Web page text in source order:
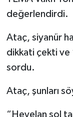
değerlendirdi.
Ataç, siyanür
dikkati çekti ve
sordu.
Ataç, şunları
“Heyelan sol